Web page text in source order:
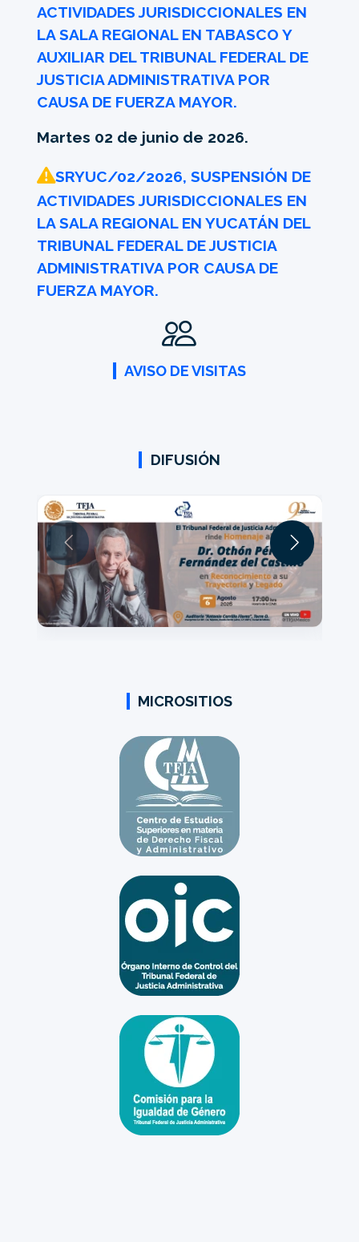
ACTIVIDADES JURISDICCIONALES EN
LA SALA REGIONAL EN TABASCO Y
AUXILIAR DEL TRIBUNAL FEDERAL DE
JUSTICIA ADMINISTRATIVA POR
CAUSA DE FUERZA MAYOR.
Martes 02 de junio de 2026.
SRYUC/02/2026, SUSPENSIÓN DE
ACTIVIDADES JURISDICCIONALES EN
LA SALA REGIONAL EN YUCATÁN DEL
TRIBUNAL FEDERAL DE JUSTICIA
ADMINISTRATIVA POR CAUSA DE
FUERZA MAYOR.
AVISO DE VISITAS
DIFUSIÓN
MICROSITIOS